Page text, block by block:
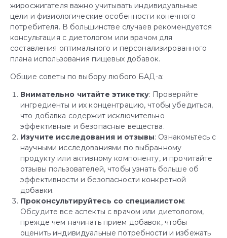
жиросжигателя важно учитывать индивидуальные
цели и физиологические особенности конечного
потребителя. В большинстве случаев рекомендуется
консультация с диетологом или врачом для
составления оптимального и персонализированного
плана использования пищевых добавок.
Общие советы по выбору любого БАД-а:
Внимательно читайте этикетку: Проверяйте
ингредиенты и их концентрацию, чтобы убедиться,
что добавка содержит исключительно
эффективные и безопасные вещества.
Изучите исследования и отзывы: Ознакомьтесь с
научными исследованиями по выбранному
продукту или активному компоненту, и прочитайте
отзывы пользователей, чтобы узнать больше об
эффективности и безопасности конкретной
добавки.
Проконсультируйтесь со специалистом:
Обсудите все аспекты с врачом или диетологом,
прежде чем начинать прием добавок, чтобы
оценить индивидуальные потребности и избежать